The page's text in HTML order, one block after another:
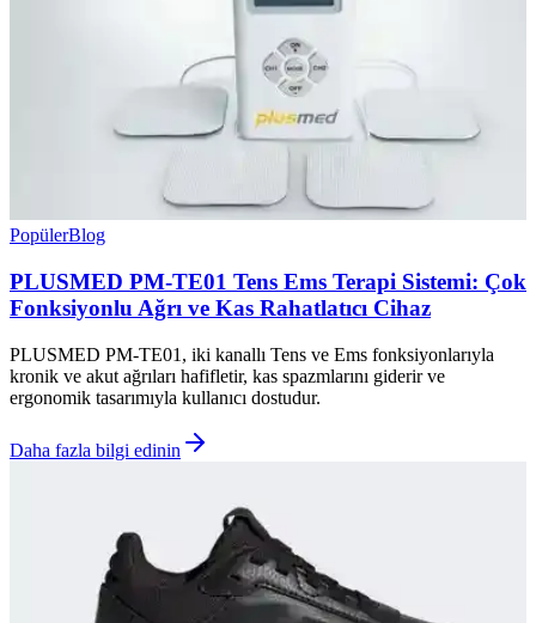
PopülerBlog
PLUSMED PM-TE01 Tens Ems Terapi Sistemi: Çok
Fonksiyonlu Ağrı ve Kas Rahatlatıcı Cihaz
PLUSMED PM-TE01, iki kanallı Tens ve Ems fonksiyonlarıyla
kronik ve akut ağrıları hafifletir, kas spazmlarını giderir ve
ergonomik tasarımıyla kullanıcı dostudur.
Daha fazla bilgi edinin